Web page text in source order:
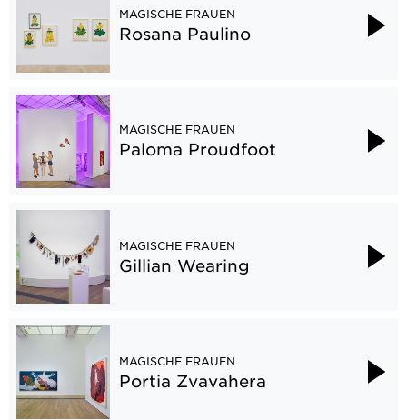
MAGISCHE FRAUEN
Rosana Paulino
MAGISCHE FRAUEN
Paloma Proudfoot
MAGISCHE FRAUEN
Gillian Wearing
MAGISCHE FRAUEN
Portia Zvavahera